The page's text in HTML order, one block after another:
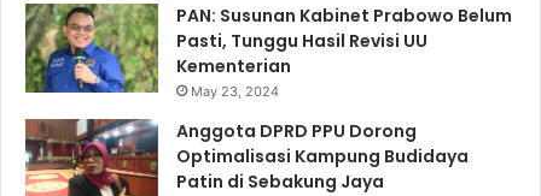
PAN: Susunan Kabinet Prabowo Belum
Pasti, Tunggu Hasil Revisi UU
Kementerian
May 23, 2024
Anggota DPRD PPU Dorong
Optimalisasi Kampung Budidaya
Patin di Sebakung Jaya